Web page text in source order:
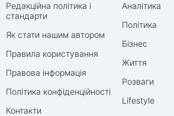
Редакційна політика і
стандарти
Як стати нашим автором
Правила користування
Правова інформація
Політика конфіденційності
Контакти
Аналітика
Політика
Бізнес
Життя
Розваги
Lifestyle